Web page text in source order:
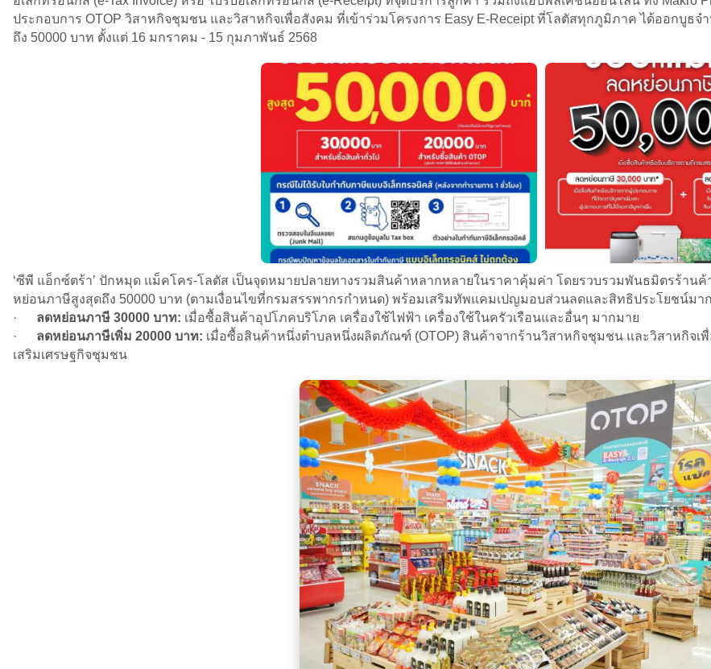
ประกอบการ OTOP วิสาหกิจชุมชน และวิสาหกิจเพื่อสังคม ที่เข้าร่วมโครงการ Easy E-Receipt ที่โลตัสทุกภูมิภาค ได้ออกบูธ
ถึง 50000 บาท ตั้งแต่ 16 มกราคม - 15 กุมภาพันธ์ 2568
‘ซีพี แอ็กซ์ตร้า’ ปักหมุด แม็คโคร-โลตัส เป็นจุดหมายปลายทางรวมสินค้าหลากหลายในราคาคุ้มค่า โดยรวบรวมพันธมิตรร้าน
หย่อนภาษีสูงสุดถึง 50000 บาท (ตามเงื่อนไขที่กรมสรรพากรกำหนด) พร้อมเสริมทัพแคมเปญมอบส่วนลดและสิทธิประโยชน์ม
· ลดหย่อนภาษี 30000 บาท: เมื่อซื้อสินค้าอุปโภคบริโภค เครื่องใช้ไฟฟ้า เครื่องใช้ในครัวเรือนและอื่นๆ มากมาย
· ลดหย่อนภาษีเพิ่ม 20000 บาท: เมื่อซื้อสินค้าหนึ่งตำบลหนึ่งผลิตภัณฑ์ (OTOP) สินค้าจากร้านวิสาหกิจชุมชน และวิสาหกิจเ
เสริมเศรษฐกิจชุมชน